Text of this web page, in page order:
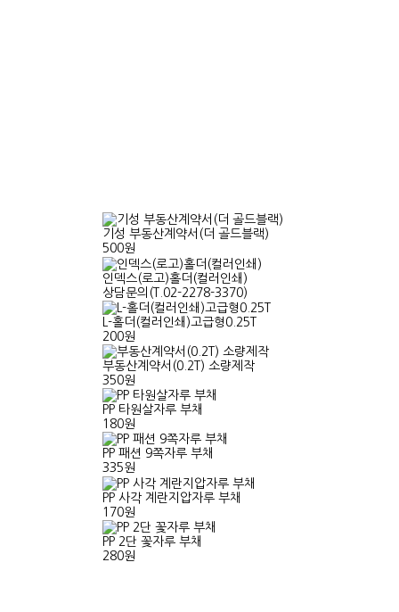
기성 부동산계약서(더 골드블랙)
500원
인덱스(로고)홀더(컬러인쇄)
상담문의(T.02-2278-3370)
L-홀더(컬러인쇄)고급형0.25T
200원
부동산계약서(0.2T) 소량제작
350원
PP 타원살자루 부채
180원
PP 패션 9쪽자루 부채
335원
PP 사각 계란지압자루 부채
170원
PP 2단 꽃자루 부채
280원